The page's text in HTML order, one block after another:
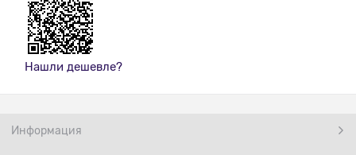
Нашли дешевле?
Информация